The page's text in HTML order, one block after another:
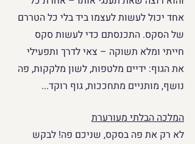
אחד יכול לעשות לעצמו ביד בלי כל הטררם
של הסקס. התכנסתם כדי לעשות סקס
חייתי ומלא תשוקה – צאי לדרך ותפעילי
את הגוף: ידיים מלטפות, לשון מלקקות, פה
נושף, מותניים מתחככות, גוף רוקד...
המלכה הבלתי מעורערת
לא רק את פה בסקס, שניכם פה! לבקש